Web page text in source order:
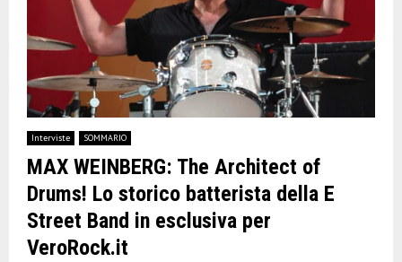
Interviste SOMMARIO
MAX WEINBERG: The Architect of
Drums! Lo storico batterista della E
Street Band in esclusiva per
VeroRock.it